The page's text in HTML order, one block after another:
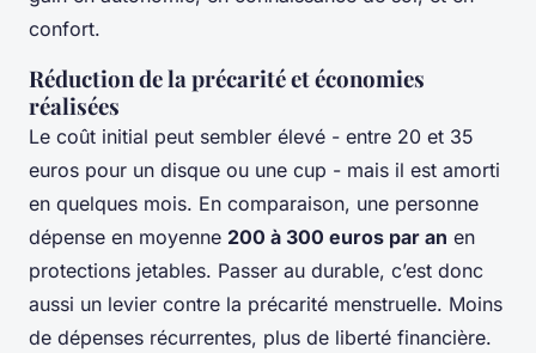
confort.
Réduction de la précarité et économies
réalisées
Le coût initial peut sembler élevé - entre 20 et 35
euros pour un disque ou une cup - mais il est amorti
en quelques mois. En comparaison, une personne
dépense en moyenne 200 à 300 euros par an en
protections jetables. Passer au durable, c’est donc
aussi un levier contre la précarité menstruelle. Moins
de dépenses récurrentes, plus de liberté financière.